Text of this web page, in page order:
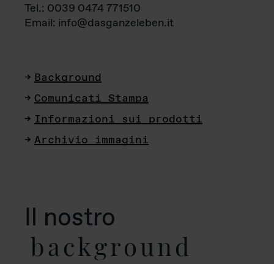
Tel.: 0039 0474 771510
Email: info@dasganzeleben.it
Background
Comunicati Stampa
Informazioni sui prodotti
Archivio immagini
Il nostro
background